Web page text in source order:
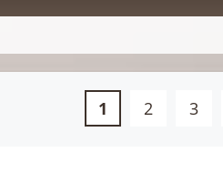
1 2 3